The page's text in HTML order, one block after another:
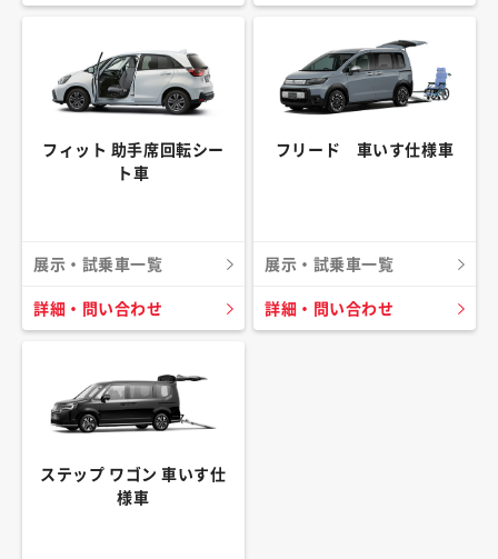
フィット 助手席回転シー
ト車
展示・試乗車一覧
詳細・問い合わせ
フリード 車いす仕様車
展示・試乗車一覧
詳細・問い合わせ
ステップ ワゴン 車いす仕
様車